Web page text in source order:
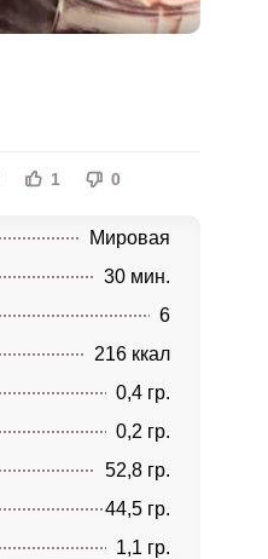
1 0
Мировая
30 мин.
6
216 ккал
0,4 гр.
0,2 гр.
52,8 гр.
44,5 гр.
1,1 гр.